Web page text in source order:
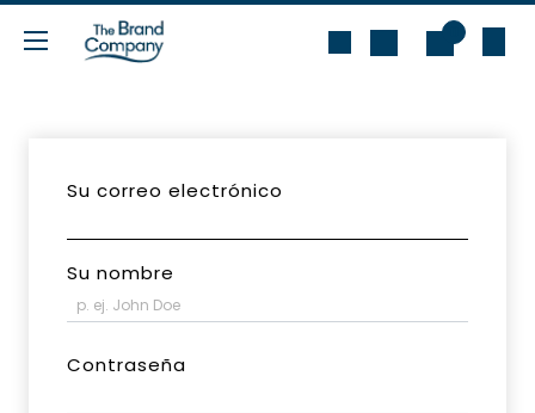
Ir al contenido
Su correo electrónico
Su nombre
Contraseña